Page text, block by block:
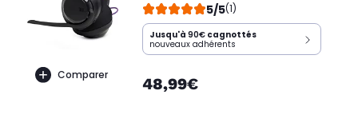
Comparer
5/5(1)
Jusqu'à 90€ cagnottés
nouveaux adhérents
48,99€